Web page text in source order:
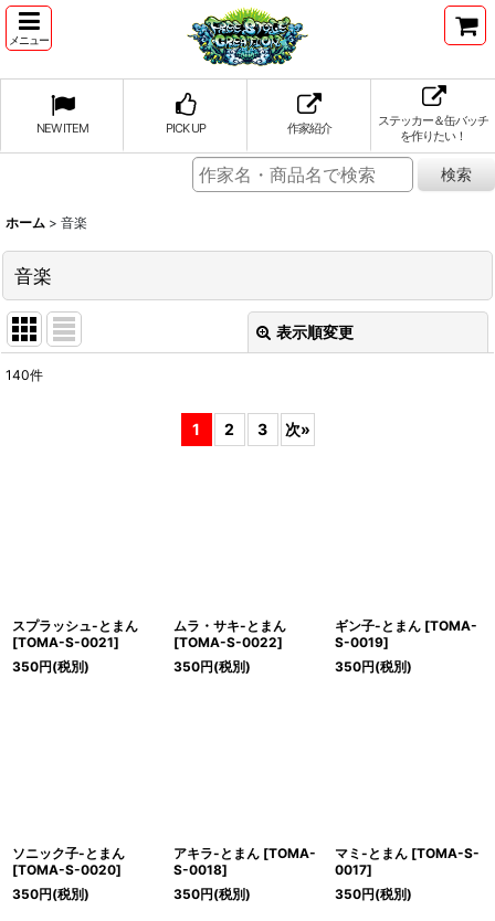
メニュー
NEW ITEM PICK UP 作家紹介
ステッカー＆缶バッチ
を作りたい！
ホーム > 音楽
音楽
表示順変更
140件
1 2 3 次»
スプラッシュ-とまん
[TOMA-S-0021]
350円(税別)
ムラ・サキ-とまん
[TOMA-S-0022]
350円(税別)
ギン子-とまん [TOMA-
S-0019]
350円(税別)
ソニック子-とまん
[TOMA-S-0020]
350円(税別)
アキラ-とまん [TOMA-
S-0018]
350円(税別)
マミ-とまん [TOMA-S-
0017]
350円(税別)